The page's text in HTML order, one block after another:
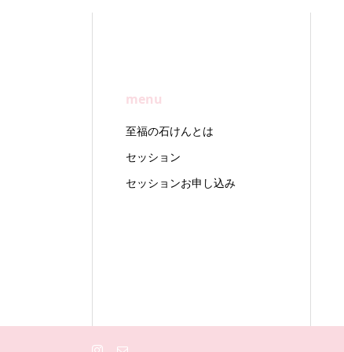
menu
至福の石けんとは
セッション
セッションお申し込み